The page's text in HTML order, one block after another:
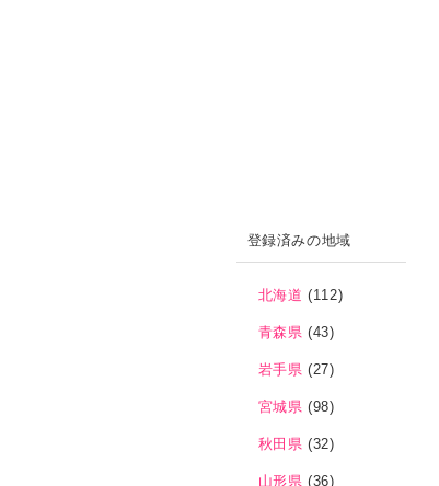
登録済みの地域
北海道 (112)
青森県 (43)
岩手県 (27)
宮城県 (98)
秋田県 (32)
山形県 (36)